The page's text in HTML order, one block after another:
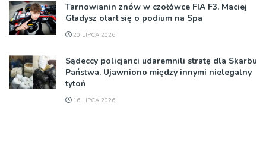
Tarnowianin znów w czołówce FIA F3. Maciej
Gładysz otarł się o podium na Spa
20 LIPCA 2026
Sądeccy policjanci udaremnili stratę dla Skarbu
Państwa. Ujawniono między innymi nielegalny
tytoń
16 LIPCA 2026